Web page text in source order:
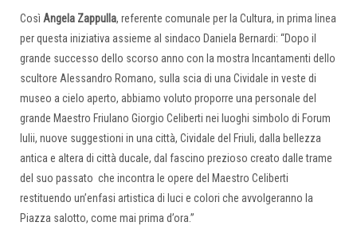
Così Angela Zappulla, referente comunale per la Cultura, in prima linea
per questa iniziativa assieme al sindaco Daniela Bernardi: “Dopo il
grande successo dello scorso anno con la mostra Incantamenti dello
scultore Alessandro Romano, sulla scia di una Cividale in veste di
museo a cielo aperto, abbiamo voluto proporre una personale del
grande Maestro Friulano Giorgio Celiberti nei luoghi simbolo di Forum
Iulii, nuove suggestioni in una città, Cividale del Friuli, dalla bellezza
antica e altera di città ducale, dal fascino prezioso creato dalle trame
del suo passato che incontra le opere del Maestro Celiberti
restituendo un’enfasi artistica di luci e colori che avvolgeranno la
Piazza salotto, come mai prima d’ora.”